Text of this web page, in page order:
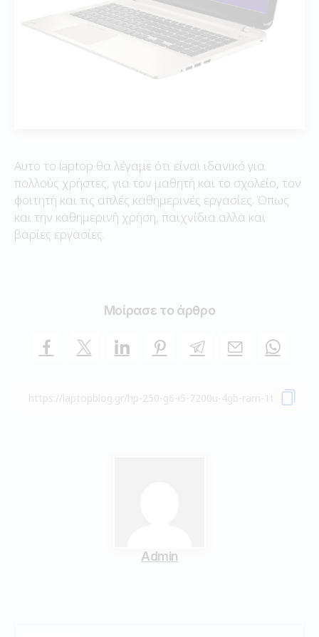
Αυτο το laptop θα λέγαμε ότι είναι ιδανικό για
πολλούς χρήστες, για τον μαθητή και το σχολείο, τον
φοιτητή και τις απλές καθημερινές εργασίες. Όπως
και την καθημερινή χρήση, παιχνίδια αλλα και
βαρίες εργασίες.
Μοίρασε το άρθρο
Admin